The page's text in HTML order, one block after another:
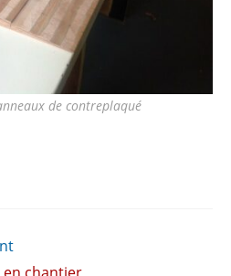
de contreplaqué